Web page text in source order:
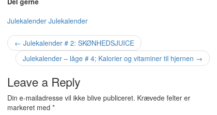
Julekalender Julekalender
Post
navigation
← Julekalender # 2: SKØNHEDSJUICE
Julekalender – låge # 4; Kalorier og vitaminer til hjernen →
Leave a Reply
Din e-mailadresse vil ikke blive publiceret. Krævede felter er
markeret med *